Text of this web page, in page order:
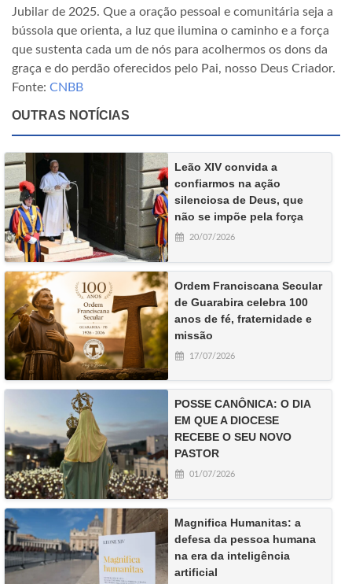
Jubilar de 2025. Que a oração pessoal e comunitária seja a
bússola que orienta, a luz que ilumina o caminho e a força
que sustenta cada um de nós para acolhermos os dons da
graça e do perdão oferecidos pelo Pai, nosso Deus Criador.
Fonte: CNBB
OUTRAS NOTÍCIAS
Leão XIV convida a
confiarmos na ação
silenciosa de Deus, que
não se impõe pela força
20/07/2026
Ordem Franciscana Secular
de Guarabira celebra 100
anos de fé, fraternidade e
missão
17/07/2026
POSSE CANÔNICA: O DIA
EM QUE A DIOCESE
RECEBE O SEU NOVO
PASTOR
01/07/2026
Magnifica Humanitas: a
defesa da pessoa humana
na era da inteligência
artificial